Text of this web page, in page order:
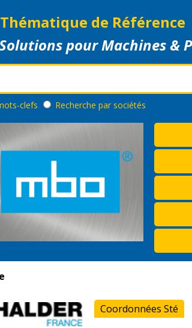
de Référence
pour Machines &
clefs Recherche par sociétés
Coordonnées Sté